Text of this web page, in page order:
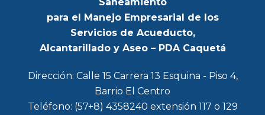
Saneamiento
para el Manejo Empresarial de los
Servicios de Acueducto,
Alcantarillado y Aseo – PDA Caquetá
Dirección: Calle 15 Carrera 13 Esquina - Piso 4,
Barrio El Centro
Teléfono: (57+8) 4358240 extensión 117 o 129